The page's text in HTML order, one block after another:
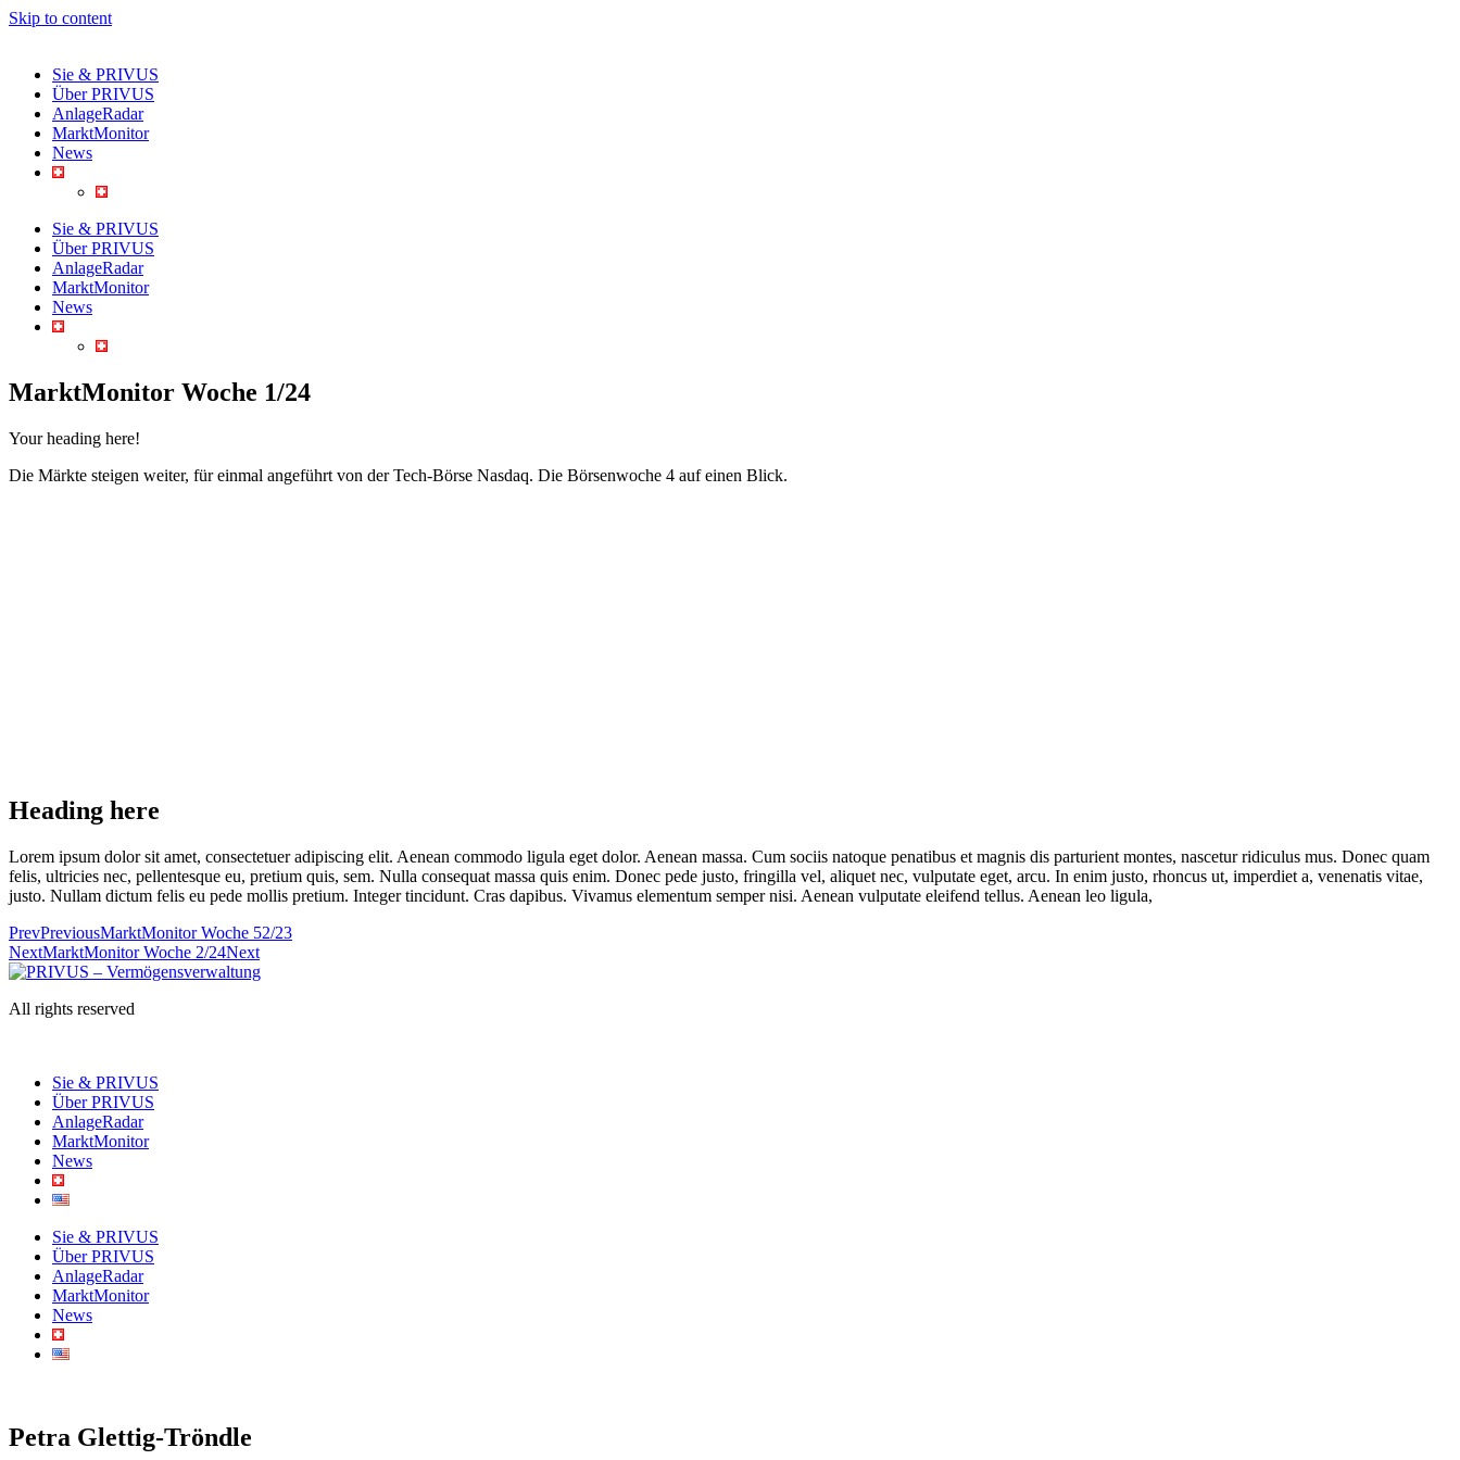
Skip to content
Sie & PRIVUS
Über PRIVUS
AnlageRadar
MarktMonitor
News
Sie & PRIVUS
Über PRIVUS
AnlageRadar
MarktMonitor
News
MarktMonitor Woche 1/24
Your heading here!
Die Märkte steigen weiter, für einmal angeführt von der Tech-Börse Nasdaq. Die Börsenwoche 4 auf einen Blick.
Heading here
Lorem ipsum dolor sit amet, consectetuer adipiscing elit. Aenean commodo ligula eget dolor. Aenean massa. Cum sociis natoque penatibus et magnis dis parturient montes, nascetur ridiculus mus. Donec quam
felis, ultricies nec, pellentesque eu, pretium quis, sem. Nulla consequat massa quis enim. Donec pede justo, fringilla vel, aliquet nec, vulputate eget, arcu. In enim justo, rhoncus ut, imperdiet a, venenatis vitae,
justo. Nullam dictum felis eu pede mollis pretium. Integer tincidunt. Cras dapibus. Vivamus elementum semper nisi. Aenean vulputate eleifend tellus. Aenean leo ligula,
PrevPreviousMarktMonitor Woche 52/23
NextMarktMonitor Woche 2/24Next
All rights reserved
Sie & PRIVUS
Über PRIVUS
AnlageRadar
MarktMonitor
News
Sie & PRIVUS
Über PRIVUS
AnlageRadar
MarktMonitor
News
Petra Glettig-Tröndle